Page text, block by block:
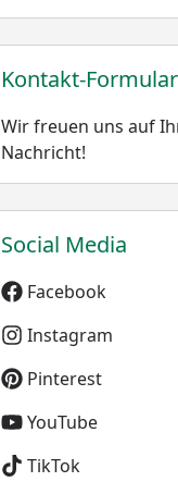
Kontakt-Formular
Wir freuen uns auf
Nachricht!
Social Media
Facebook
Instagram
Pinterest
YouTube
TikTok